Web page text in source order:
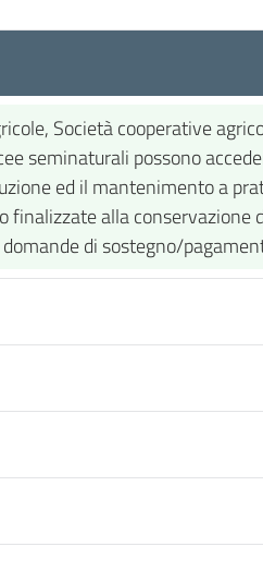
Società cooperative
seminaturali possono
ed il mantenimento a
alla conservazione
di sostegno/